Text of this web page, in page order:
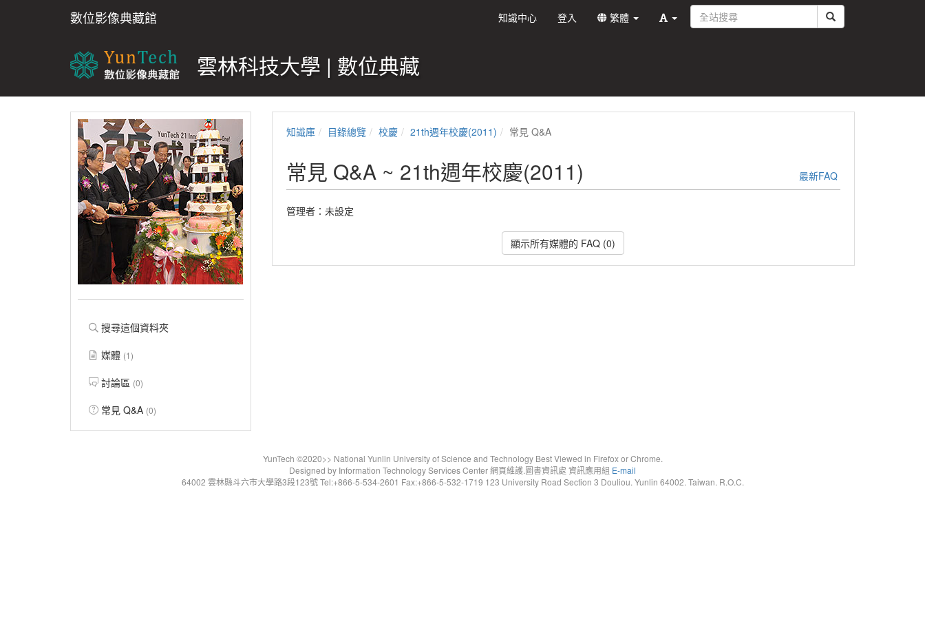
數位影像典藏館 知識中心 登入 繁體
雲林科技大學 | 數位典藏
搜尋這個資料夾
媒體 (1)
討論區 (0)
常見 Q&A (0)
知識庫 目錄總覽 校慶 21th週年校慶(2011) 常見 Q&A
常見 Q&A ~ 21th週年校慶(2011) 最新FAQ
管理者：未設定
顯示所有媒體的 FAQ (0)
YunTech ©2020>> National Yunlin University of Science and Technology Best Viewed in Firefox or Chrome.
Designed by Information Technology Services Center 網頁維護.圖書資訊處 資訊應用組 E-mail
64002 雲林縣斗六市大學路3段123號 Tel:+866-5-534-2601 Fax:+866-5-532-1719 123 University Road Section 3 Douliou. Yunlin 64002. Taiwan. R.O.C.